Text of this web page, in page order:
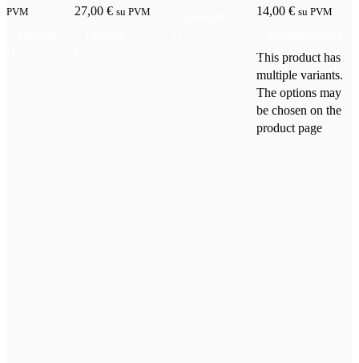
PVM
27,00 € su PVM 14,00 € su PVM
This product has
multiple variants.
The options may
be chosen on the
product page